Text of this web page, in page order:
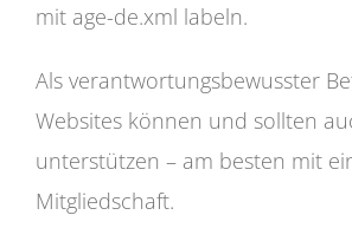
mit age-de.xml labeln.
Als verantwortungsbewusster
Websites können und sollten
unterstützen – am besten mit
Mitgliedschaft.